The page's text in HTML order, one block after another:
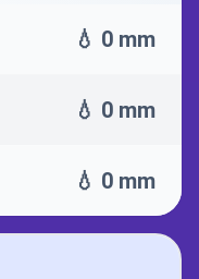
💧 0 mm
💧 0 mm
💧 0 mm